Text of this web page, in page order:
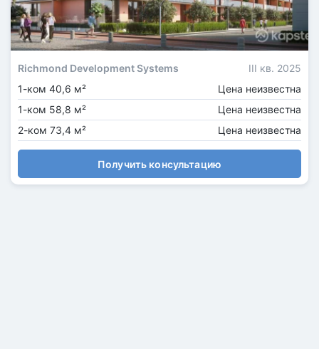
Richmond Development Systems
III кв. 2025
1-ком 40,6 м²
Цена неизвестна
1-ком 58,8 м²
Цена неизвестна
2-ком 73,4 м²
Цена неизвестна
Получить консультацию